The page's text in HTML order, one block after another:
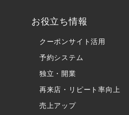
お役立ち情報
クーポンサイト活用
予約システム
独立・開業
再来店・リピート率向上
売上アップ